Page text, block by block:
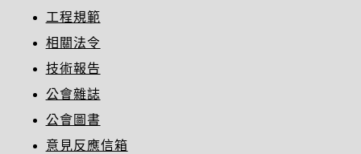
工程規範
相關法令
技術報告
公會雜誌
公會圖書
意見反應信箱